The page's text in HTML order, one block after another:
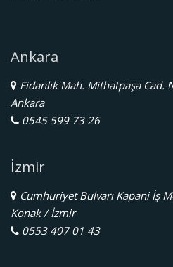
Ankara
Fidanlık Mah. Mithatpaşa Cad.
Ankara
0545 599 73 26
İzmir
Cumhuriyet Bulvarı Kapani İş
Konak / İzmir
0553 407 01 43